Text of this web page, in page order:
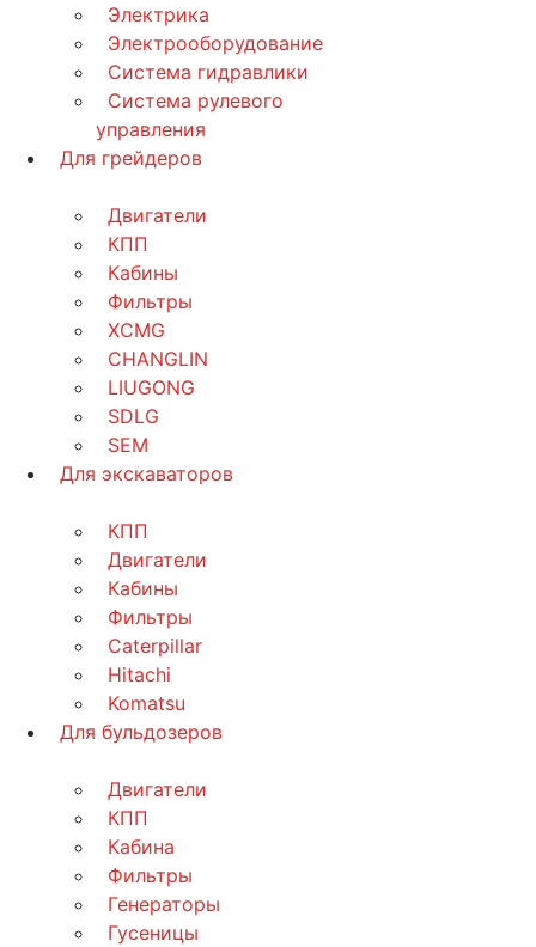
Электрика
Электрооборудование
Система гидравлики
Система рулевого
управления
Для грейдеров
Двигатели
КПП
Кабины
Фильтры
XCMG
CHANGLIN
LIUGONG
SDLG
SEM
Для экскаваторов
КПП
Двигатели
Кабины
Фильтры
Caterpillar
Hitachi
Komatsu
Для бульдозеров
Двигатели
КПП
Кабина
Фильтры
Генераторы
Гусеницы